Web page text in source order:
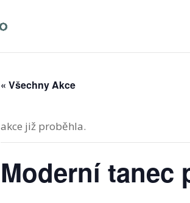
« Všechny Akce
akce již proběhla.
Moderní tanec